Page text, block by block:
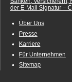
der E-Mail Signatur –
Über Uns
Presse
Karriere
Für Unternehmen
Sitemap